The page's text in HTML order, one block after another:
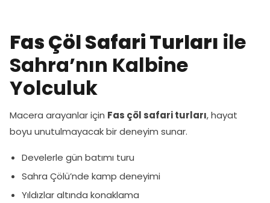
Fas Çöl Safari Turları ile
Sahra’nın Kalbine
Yolculuk
Macera arayanlar için Fas çöl safari turları, hayat
boyu unutulmayacak bir deneyim sunar.
Develerle gün batımı turu
Sahra Çölü’nde kamp deneyimi
Yıldızlar altında konaklama